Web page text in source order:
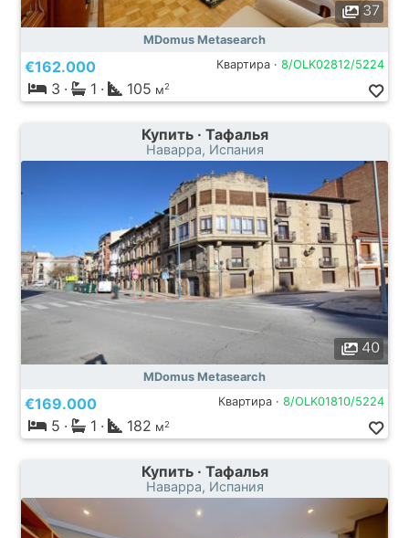
37
MDomus Metasearch
€162.000 Квартира · 8/OLK02812/5224
3 · 1 · 105 м2
Купить · Тафалья
Наварра, Испания
40
MDomus Metasearch
€169.000 Квартира · 8/OLK01810/5224
5 · 1 · 182 м2
Купить · Тафалья
Наварра, Испания